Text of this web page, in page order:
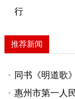
行
推荐新闻
同书《明道歌
惠州市第一人